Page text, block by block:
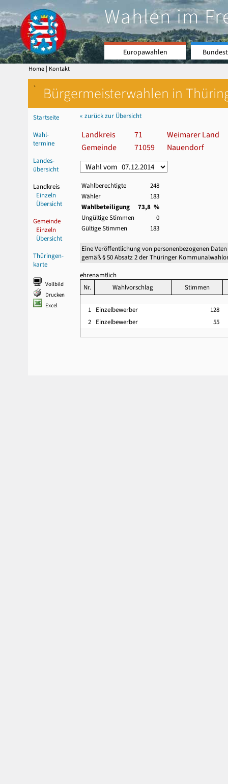
Wahlen im
Europawahlen
Home | Kontakt
` Bürgermeisterwahlen in
Startseite
Wahl-
termine
Landes-
übersicht
Landkreis
Einzeln
Übersicht
Gemeinde
Einzeln
Übersicht
Thüringen-
karte
Vollbild
Drucken
Excel
« zurück zur Übersicht
Landkreis 71
Weimarer Land
Gemeinde
71059 Nauendorf
Wahlberechtigte
248
Wähler
183
Wahlbeteiligung
73,8 %
Ungültige Stimmen
0
Gültige Stimmen
183
Eine Veröffentlichung von personenbezogenen
gemäß § 50 Absatz 2 der Thüringer
ehrenamtlich
Nr.
Wahlvorschlag Stimmen
1 Einzelbewerber
128
2 Einzelbewerber 55